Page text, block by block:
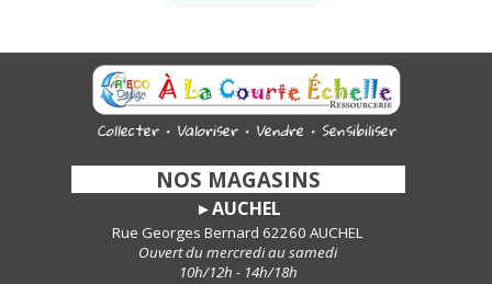
Collecter • Valoriser • Vendre • Sensibiliser
NOS MAGASINS
►AUCHEL
Rue Georges Bernard 62260 AUCHEL
Ouvert du mercredi au samedi
10h/12h - 14h/18h